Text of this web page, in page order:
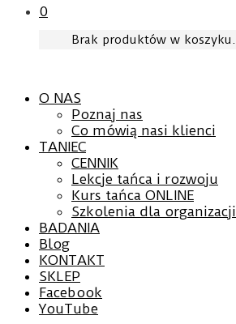
0
Brak produktów w koszyku.
O NAS
Poznaj nas
Co mówią nasi klienci
TANIEC
CENNIK
Lekcje tańca i rozwoju
Kurs tańca ONLINE
Szkolenia dla organizacji
BADANIA
Blog
KONTAKT
SKLEP
Facebook
YouTube